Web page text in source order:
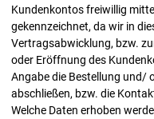
Kundenkontos freiwillig
gekennzeichnet, da wir in
Vertragsabwicklung, bzw.
oder Eröffnung des
Angabe die Bestellung und/
abschließen, bzw. die
Welche Daten erhoben